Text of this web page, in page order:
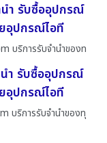
นำ รับซื้ออุปกรณ์
อุปกรณ์ไอที
บริการรับจำนำของท
ำ รับซื้ออุปกรณ์
อุปกรณ์ไอที
บริการรับจำนำของทุ